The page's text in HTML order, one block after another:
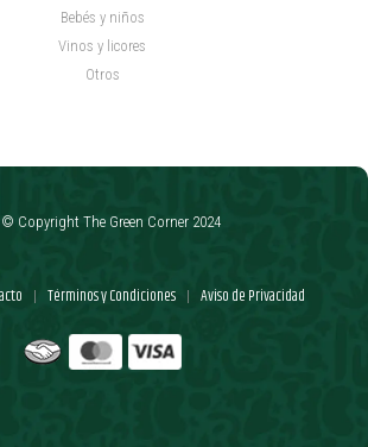
Bebés y niños
Vinos y licores
Otros
| Términos y Condiciones | Aviso de Privacidad
Copyright The Green Corner 2024